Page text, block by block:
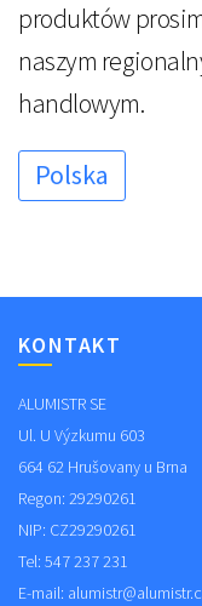
produktów
naszym
handlowym.
Polska
KONTAKT
ALUMISTR SE
Ul. U Výzkumu 603
664 62 Hrušovany u Brna
Regon: 29290261
NIP: CZ29290261
Tel: 547 237 231
E-mail: